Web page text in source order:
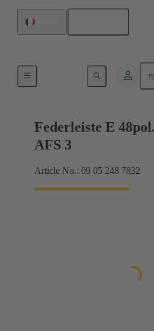
Raccordement carte mère à
Federleiste E
AFS 3
Article No.: 09 05 248 7832